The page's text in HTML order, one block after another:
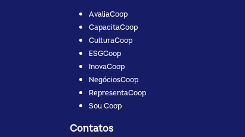
AvaliaCoop
CapacitaCoop
CulturaCoop
ESGCoop
InovaCoop
NegóciosCoop
RepresentaCoop
Sou Coop
Contatos